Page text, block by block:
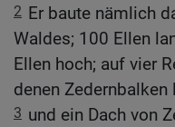
2 Er baute nämlich
Waldes; 100 Ellen
Ellen hoch; auf vier
denen Zedernbalken
3 und ein Dach von